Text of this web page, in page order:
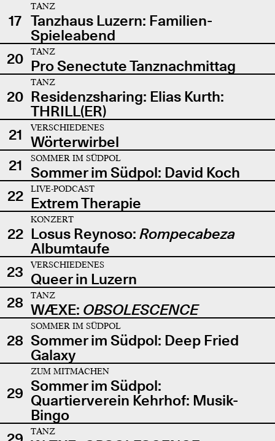
17
TANZ
Tanzhaus Luzern: Familien-
Spieleabend
20
TANZ
Pro Senectute Tanznachmittag
20
TANZ
Residenzsharing: Elias Kurth:
THRILL(ER)
21
VERSCHIEDENES
Wörterwirbel
21
SOMMER IM SÜDPOL
Sommer im Südpol: David Koch
22
LIVE-PODCAST
Extrem Therapie
22
KONZERT
Losus Reynoso: Rompecabeza
Albumtaufe
23
VERSCHIEDENES
Queer in Luzern
28
TANZ
WÆXE: OBSOLESCENCE
28
SOMMER IM SÜDPOL
Sommer im Südpol: Deep Fried
Galaxy
29
ZUM MITMACHEN
Sommer im Südpol:
Quartierverein Kehrhof: Musik-
Bingo
TANZ